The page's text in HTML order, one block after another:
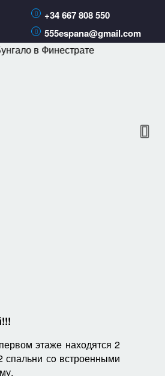
+34 667 808 550
555espana@gmail.com
этаже находятся 2
спальни сo встроенными